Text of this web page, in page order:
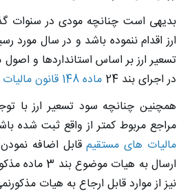
بدیهی است چنانچه مودی در سنوات
ارز اقدام ننموده باشد و در سال مورد
تسعیر ارز بر اساس استانداردها و
در اجرای بند 24
ماده 148 قانون مالیات های مستقیم
همچنین چنانچه سود تسعیر ارز با
مراجع مربوط کمتر از واقع ثبت شده باشد
مالیات های مستقیمقابل اضافه
ارسال به
نیز از موارد قابل ارجاع به هیات